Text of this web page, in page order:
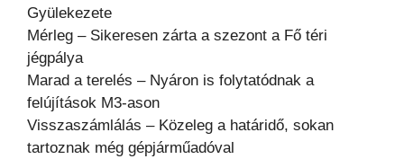
Gyülekezete
Mérleg – Sikeresen zárta a szezont a Fő téri
jégpálya
Marad a terelés – Nyáron is folytatódnak a
felújítások M3-ason
Visszaszámlálás – Közeleg a határidő, sokan
tartoznak még gépjárműadóval